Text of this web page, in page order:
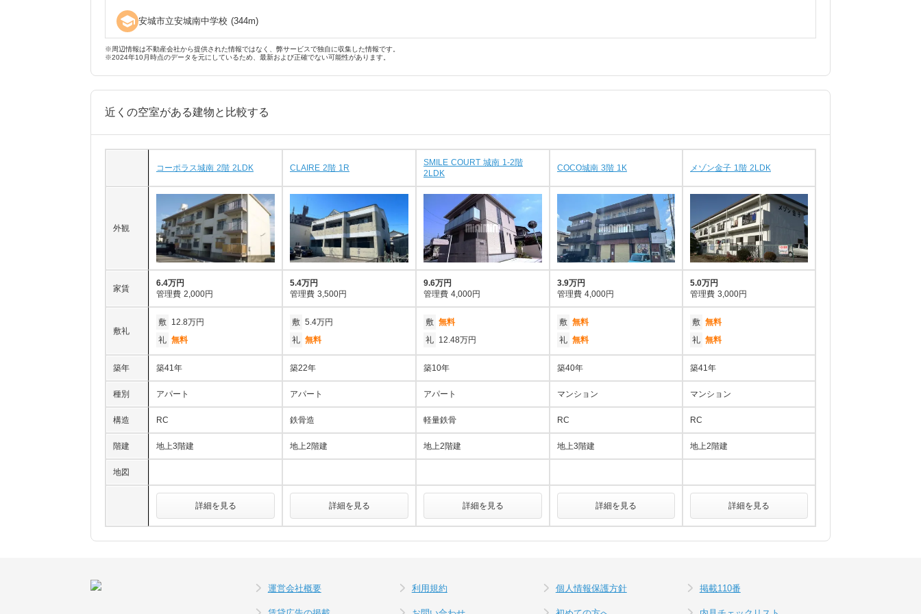
school 安城市立安城南中学校 (344m)
※周辺情報は不動産会社から提供された情報ではなく、弊サービスで独自に収集した情報です。
※2024年10月時点のデータを元にしているため、最新および正確でない可能性があります。
近くの空室がある建物と比較する
コーポラス城南 2階 2LDK CLAIRE 2階 1R
SMILE COURT 城南 1-2階
2LDK
COCO城南 3階 1K メゾン金子 1階 2LDK
外観
家賃
6.4万円
管理費 2,000円
5.4万円
管理費 3,500円
9.6万円
管理費 4,000円
3.9万円
管理費 4,000円
5.0万円
管理費 3,000円
敷礼
敷 12.8万円
礼 無料
敷 5.4万円
礼 無料
敷 無料
礼 12.48万円
敷 無料
礼 無料
敷 無料
礼 無料
築年 築41年 築22年 築10年 築40年 築41年
種別 アパート アパート アパート マンション マンション
構造 RC 鉄骨造 軽量鉄骨 RC RC
階建 地上3階建 地上2階建 地上2階建 地上3階建 地上2階建
地図
詳細を見る 詳細を見る 詳細を見る 詳細を見る 詳細を見る
運営会社概要 利用規約 個人情報保護方針 掲載110番